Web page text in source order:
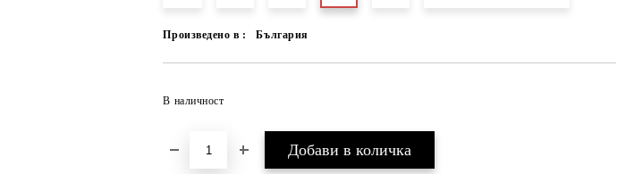
Произведено в : България
В наличност